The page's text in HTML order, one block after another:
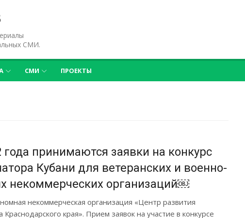
СМИ.
СМИ ПРОЕКТЫ
принимаются заявки на конкурс
Кубани для ветеранских и военно-
некоммерческих организаций￼
некоммерческая организация «Центр развития
края». Прием заявок на участие в конкурсе